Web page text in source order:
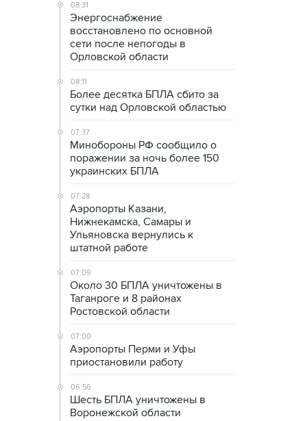
08:31
Энергоснабжение
восстановлено по основной
сети после непогоды в
Орловской области
08:11
Более десятка БПЛА сбито за
сутки над Орловской областью
07:37
Минобороны РФ сообщило о
поражении за ночь более 150
украинских БПЛА
07:28
Аэропорты Казани,
Нижнекамска, Самары и
Ульяновска вернулись к
штатной работе
07:09
Около 30 БПЛА уничтожены в
Таганроге и 8 районах
Ростовской области
07:00
Аэропорты Перми и Уфы
приостановили работу
06:56
Шесть БПЛА уничтожены в
Воронежской области